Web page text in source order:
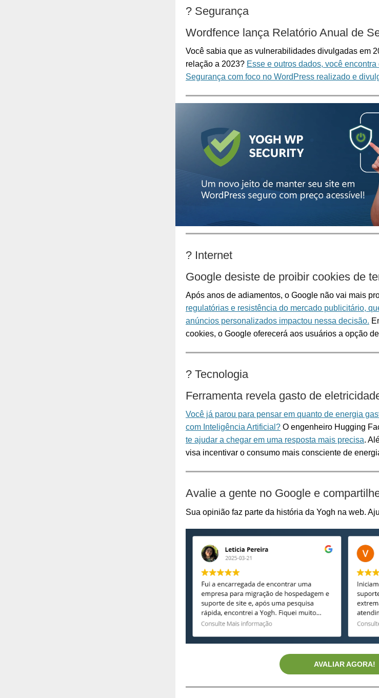
? Segurança
Wordfence lança Relatório Anual de
Você sabia que as vulnerabilidades divulgadas em
relação a 2023? Esse e outros dados, você
Segurança com foco no WordPress realizado e
? Internet
Google desiste de proibir cookies de
Após anos de adiamentos, o Google não vai mais
regulatórias e resistência do mercado publicitário,
anúncios personalizados impactou nessa decisão.
cookies, o Google oferecerá aos usuários a opção
?️ Tecnologia
Ferramenta revela gasto de
Você já parou para pensar em quanto de energia
com Inteligência Artificial? O engenheiro Hugging
te ajudar a chegar em uma resposta mais precisa.
visa incentivar o consumo mais consciente de
Avalie a gente no Google e
Sua opinião faz parte da história da Yogh na web.
AVALIAR AGORA!